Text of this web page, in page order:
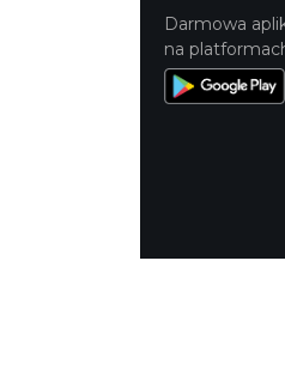
Darmowa
na